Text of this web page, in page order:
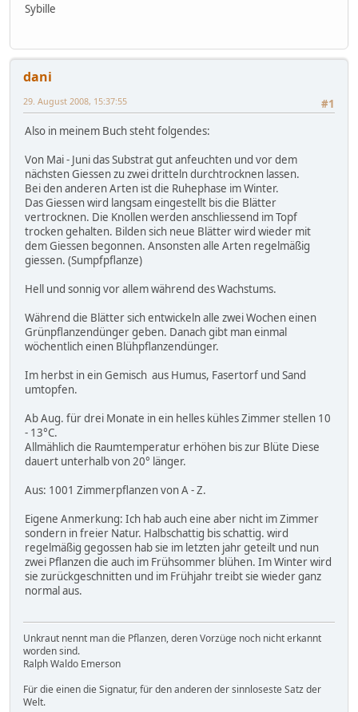
Sybille
dani
#1
29. August 2008, 15:37:55
Also in meinem Buch steht folgendes:
Von Mai - Juni das Substrat gut anfeuchten und vor dem
nächsten Giessen zu zwei dritteln durchtrocknen lassen.
Bei den anderen Arten ist die Ruhephase im Winter.
Das Giessen wird langsam eingestellt bis die Blätter
vertrocknen. Die Knollen werden anschliessend im Topf
trocken gehalten. Bilden sich neue Blätter wird wieder mit
dem Giessen begonnen. Ansonsten alle Arten regelmäßig
giessen. (Sumpfpflanze)
Hell und sonnig vor allem während des Wachstums.
Während die Blätter sich entwickeln alle zwei Wochen einen
Grünpflanzendünger geben. Danach gibt man einmal
wöchentlich einen Blühpflanzendünger.
Im herbst in ein Gemisch aus Humus, Fasertorf und Sand
umtopfen.
Ab Aug. für drei Monate in ein helles kühles Zimmer stellen 10
- 13°C.
Allmählich die Raumtemperatur erhöhen bis zur Blüte Diese
dauert unterhalb von 20° länger.
Aus: 1001 Zimmerpflanzen von A - Z.
Eigene Anmerkung: Ich hab auch eine aber nicht im Zimmer
sondern in freier Natur. Halbschattig bis schattig. wird
regelmäßig gegossen hab sie im letzten jahr geteilt und nun
zwei Pflanzen die auch im Frühsommer blühen. Im Winter wird
sie zurückgeschnitten und im Frühjahr treibt sie wieder ganz
normal aus.
Unkraut nennt man die Pflanzen, deren Vorzüge noch nicht erkannt
worden sind.
Ralph Waldo Emerson
Für die einen die Signatur, für den anderen der sinnloseste Satz der
Welt.